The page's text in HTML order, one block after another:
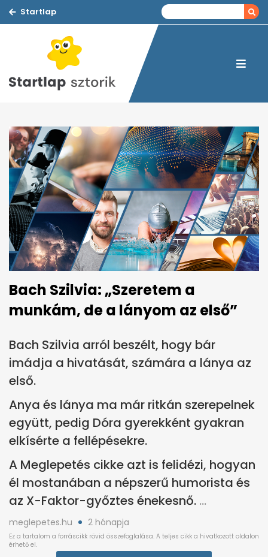
Startlap
Bach Szilvia: „Szeretem a
munkám, de a lányom az első”
Bach Szilvia arról beszélt, hogy bár
imádja a hivatását, számára a lánya az
első.
Anya és lánya ma már ritkán szerepelnek
együtt, pedig Dóra gyerekként gyakran
elkísérte a fellépésekre.
A Meglepetés cikke azt is felidézi, hogyan
él mostanában a népszerű humorista és
az X-Faktor-győztes énekesnő.
meglepetes.hu 2 hónapja